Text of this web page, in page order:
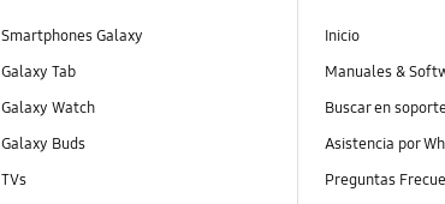
Smartphones Galaxy
Galaxy Tab
Galaxy Watch
Galaxy Buds
TVs
Inicio
Manuales &
Buscar en
Asistencia por
Preguntas